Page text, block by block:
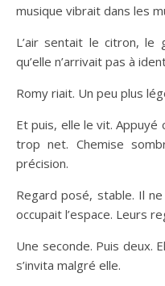
musique vibrait dans les
L’air sentait le citron, le
qu’elle n’arrivait pas à
Romy riait. Un peu plus
Et puis, elle le vit. Appuyé
trop net. Chemise
précision.
Regard posé, stable. Il
occupait l’espace. Leurs
Une seconde. Puis deux.
s’invita malgré elle.